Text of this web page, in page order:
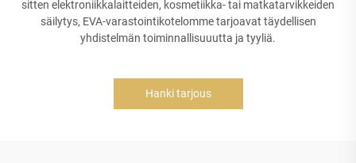
sitten elektroniikkalaitteiden, kosmetiikka- tai matkatarvikkeiden
säilytys, EVA-varastointikotelomme tarjoavat täydellisen
yhdistelmän toiminnallisuuutta ja tyyliä.
Hanki tarjous